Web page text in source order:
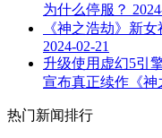
为什么停服？
《神之浩劫》新
2024-02-21
升级使用虚幻5引
宣布真正续作《神
热门新闻排行